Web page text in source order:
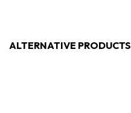
ALTERNATIVE PRODUCTS